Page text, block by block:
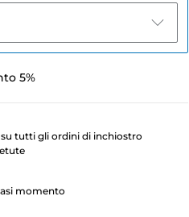
5%
tutti gli ordini di inchiostro
momento